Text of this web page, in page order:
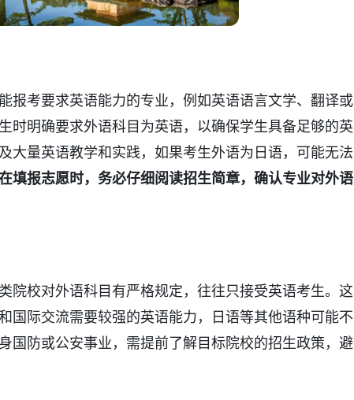
报考要求英语能力的专业，例如英语语言文学、翻译或
时明确要求外语科目为英语，以确保学生具备足够的英
大量英语教学和实践，如果考生外语为日语，可能无法
填报志愿时，务必仔细阅读招生简章，确认专业对外语
院校对外语科目有严格规定，往往只接受英语考生。这
国际交流需要较强的英语能力，日语等其他语种可能不
国防或公安事业，需提前了解目标院校的招生政策，避